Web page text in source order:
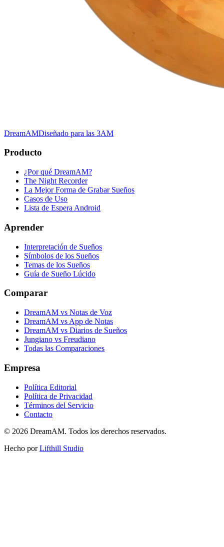
DreamAMDiseñado para las 3AM
Producto
¿Por qué DreamAM?
The Night Recorder
La Mejor Forma de Grabar Sueños
Casos de Uso
Lista de Espera Android
Aprender
Interpretación de Sueños
Símbolos de los Sueños
Temas de los Sueños
Guía de Sueño Lúcido
Comparar
DreamAM vs Notas de Voz
DreamAM vs App de Notas
DreamAM vs Diarios de Sueños
Jungiano vs Freudiano
Todas las Comparaciones
Empresa
Política Editorial
Política de Privacidad
Términos del Servicio
Contacto
© 2026 DreamAM. Todos los derechos reservados.
Hecho por Lifthill Studio